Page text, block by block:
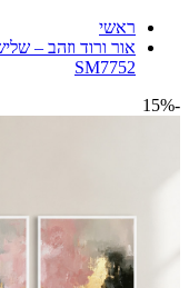
ראשי
אור ורוד וזהב –
SM7752
-15%